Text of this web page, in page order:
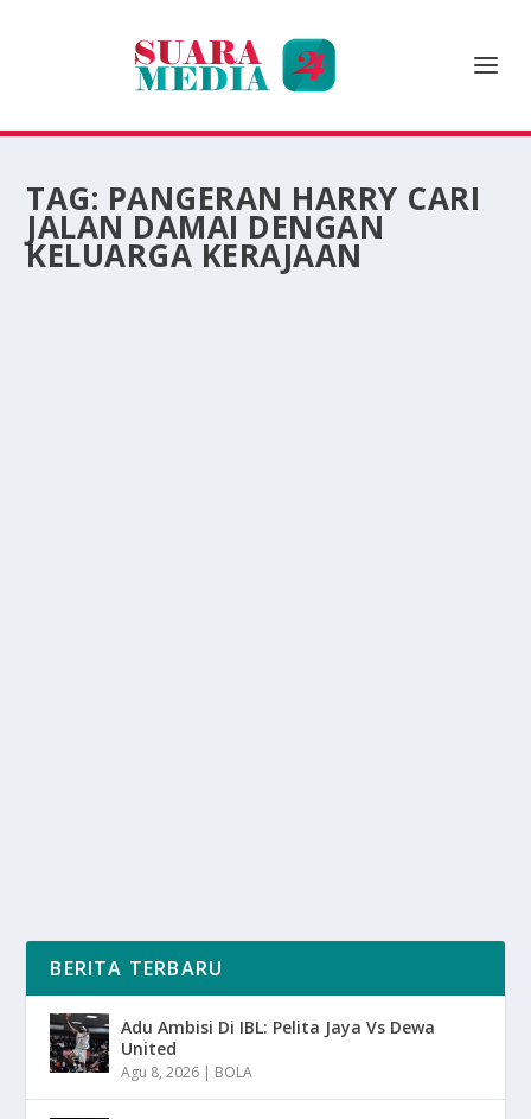
TAG: PANGERAN HARRY CARI
JALAN DAMAI DENGAN
KELUARGA KERAJAAN
BERITA TERBARU
Adu Ambisi Di IBL: Pelita Jaya Vs Dewa
United
Agu 8, 2026 BOLA